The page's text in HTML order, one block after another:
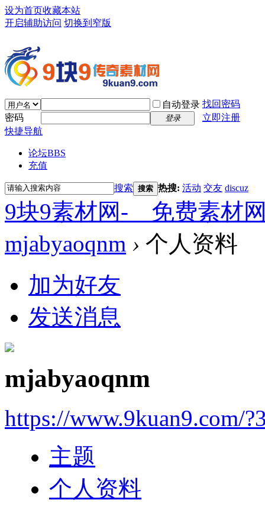
设为首页收藏本站
开启辅助访问 切换到窄版
自动登录 找回密码
密码
登录
立即注册
快捷导航
论坛BBS
充值
搜索 搜索 热搜: 活动 交友 discuz
9块9素材网-＿免费素材
mjabyaoqnm › 个人资料
加为好友
发送消息
mjabyaoqnm
https://www.9kuan9.com/
主题
个人资料